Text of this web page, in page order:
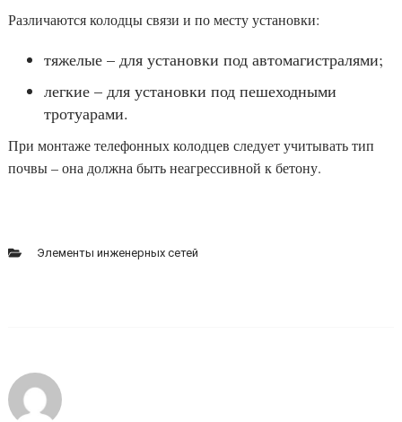
Различаются колодцы связи и по месту установки:
тяжелые – для установки под автомагистралями;
легкие – для установки под пешеходными
тротуарами.
При монтаже телефонных колодцев следует учитывать тип
почвы – она должна быть неагрессивной к бетону.
Элементы инженерных сетей